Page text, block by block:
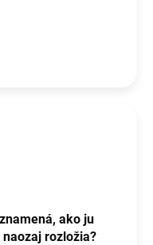
ako ju
rozložia?